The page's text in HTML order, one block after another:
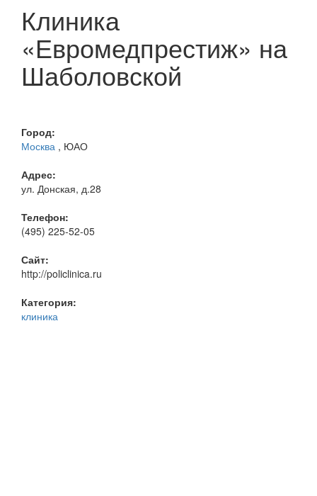
Клиника
«Евромедпрестиж» на
Шаболовской
Город:
Москва , ЮАО
Адрес:
ул. Донская, д.28
Телефон:
(495) 225-52-05
Сайт:
http://policlinica.ru
Категория:
клиника